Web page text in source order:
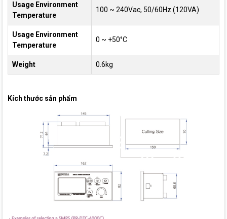
Usage Environment
Temperature
100 ~ 240Vac, 50/60Hz (120VA)
Usage Environment
Temperature
0 ~ +50°C
Weight 0.6kg
Kích thước sản phẩm